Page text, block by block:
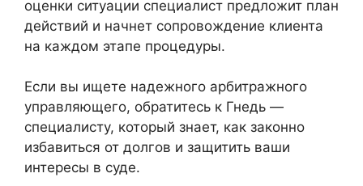
оценки ситуации специалист предложит план
действий и начнет сопровождение клиента
на каждом этапе процедуры.
Если вы ищете надежного арбитражного
управляющего, обратитесь к Гнедь —
специалисту, который знает, как законно
избавиться от долгов и защитить ваши
интересы в суде.